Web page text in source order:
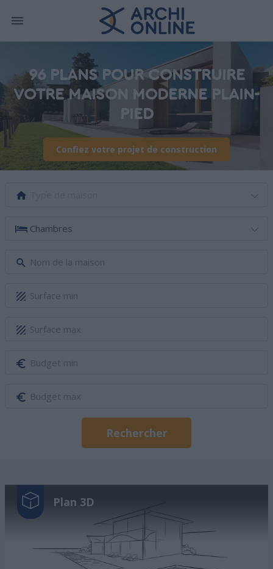
96 PLANS POUR CONSTRUIRE
VOTRE MAISON MODERNE PLAIN-
PIED
Confiez votre projet de construction
Rechercher
Plan 3D